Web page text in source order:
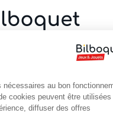
Jouets en bois |
Vannes au bon
cookies peuvent être utilisées
diffuser des offres